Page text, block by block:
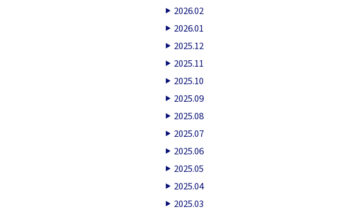
2026.02
2026.01
2025.12
2025.11
2025.10
2025.09
2025.08
2025.07
2025.06
2025.05
2025.04
2025.03